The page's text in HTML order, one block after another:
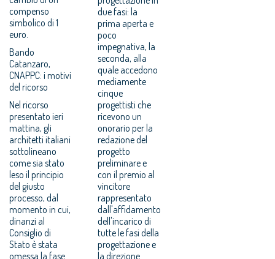
compenso
simbolico di 1
euro.
Bando
Catanzaro,
CNAPPC: i motivi
del ricorso
Nel ricorso
presentato ieri
mattina, gli
architetti italiani
sottolineano
come sia stato
leso il principio
del giusto
processo, dal
momento in cui,
dinanzi al
Consiglio di
Stato è stata
omessa la fase
due fasi: la
prima aperta e
poco
impegnativa, la
seconda, alla
quale accedono
mediamente
cinque
progettisti che
ricevono un
onorario per la
redazione del
progetto
preliminare e
con il premio al
vincitore
rappresentato
dall'affidamento
dell'incarico di
tutte le fasi della
progettazione e
la direzione